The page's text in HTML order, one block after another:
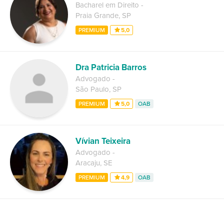
Bacharel em Direito -
Praia Grande, SP
PREMIUM 5,0
Dra Patricia Barros
Advogado -
São Paulo, SP
PREMIUM 5,0 OAB
Vívian Teixeira
Advogado -
Aracaju, SE
PREMIUM 4,9 OAB